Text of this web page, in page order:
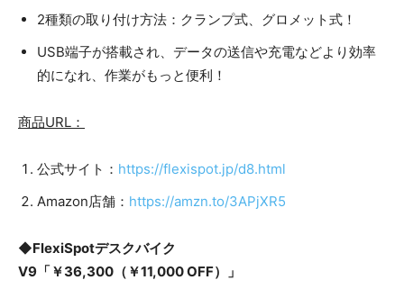
2種類の取り付け方法：クランプ式、グロメット式！
USB端子が搭載され、データの送信や充電などより効率
的になれ、作業がもっと便利！
商品URL：
公式サイト： https://flexispot.jp/d8.html
Amazon店舗： https://amzn.to/3APjXR5
◆FlexiSpotデスクバイク
V9「￥36,300（￥11,000 OFF）」